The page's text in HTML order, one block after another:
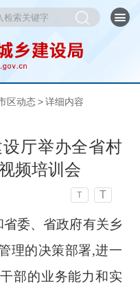
区动态 > 详细内容
厅举办全省村
频培训会
T T
委、省政府有关乡
理的决策部署,进一
部的业务能力和实